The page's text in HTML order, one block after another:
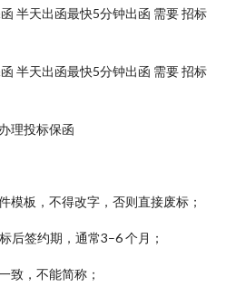
半天出函最快5分钟出函 需要 招标
半天出函最快5分钟出函 需要 招标
理投标保函
模板，不得改字，否则直接废标；
后签约期，通常3–6 个月；
致，不能简称；